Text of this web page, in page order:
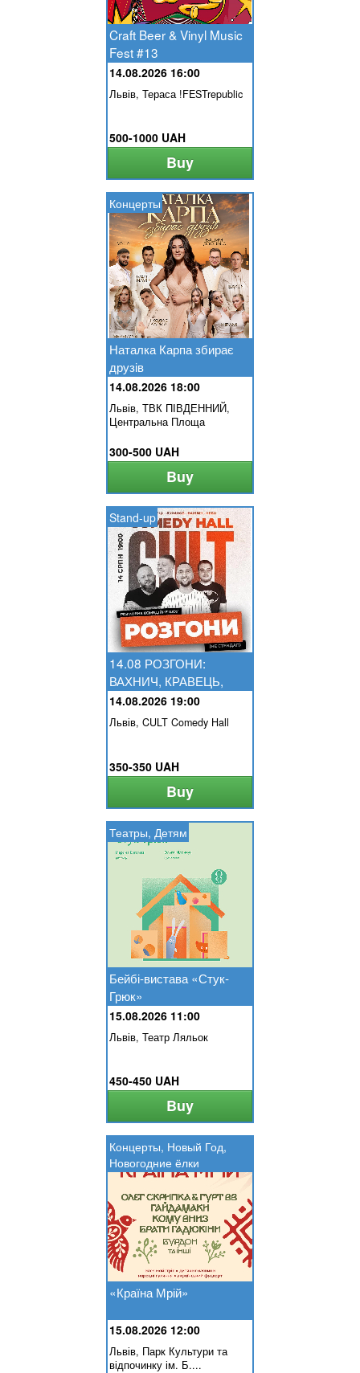
Craft Beer & Vinyl Music
Fest #13
14.08.2026 16:00
Львів, Тераса !FESTrepublic
500-1000 UAH
Buy
Концерты
Наталка Карпа збирає
друзів
14.08.2026 18:00
Львів, ТВК ПІВДЕННИЙ,
Центральна Площа
300-500 UAH
Buy
Stand-up
14.08 РОЗГОНИ:
ВАХНИЧ, КРАВЕЦЬ,
НЕБО, ЛУЗАНОВ
14.08.2026 19:00
Львів, CULT Comedy Hall
350-350 UAH
Buy
Театры, Детям
Бейбі-вистава «Стук-
Грюк»
15.08.2026 11:00
Львів, Театр Ляльок
450-450 UAH
Buy
Концерты, Новый Год,
Новогодние ёлки
«Країна Мрій»
15.08.2026 12:00
Львів, Парк Культури та
відпочинку ім. Б....